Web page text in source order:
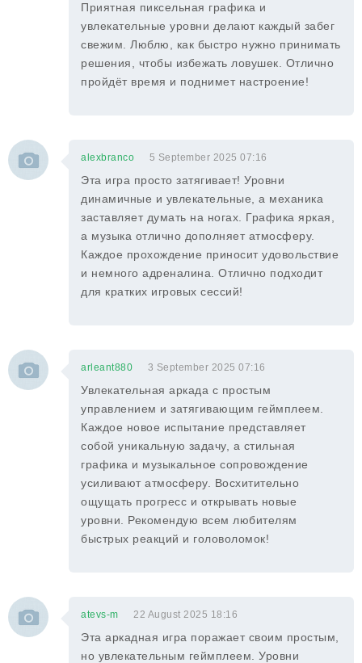
Приятная пиксельная графика и
увлекательные уровни делают каждый забег
свежим. Люблю, как быстро нужно принимать
решения, чтобы избежать ловушек. Отлично
пройдёт время и поднимет настроение!
alexbranco 5 September 2025 07:16
Эта игра просто затягивает! Уровни
динамичные и увлекательные, а механика
заставляет думать на ногах. Графика яркая,
а музыка отлично дополняет атмосферу.
Каждое прохождение приносит удовольствие
и немного адреналина. Отлично подходит
для кратких игровых сессий!
arleant880 3 September 2025 07:16
Увлекательная аркада с простым
управлением и затягивающим геймплеем.
Каждое новое испытание представляет
собой уникальную задачу, а стильная
графика и музыкальное сопровождение
усиливают атмосферу. Восхитительно
ощущать прогресс и открывать новые
уровни. Рекомендую всем любителям
быстрых реакций и головоломок!
atevs-m 22 August 2025 18:16
Эта аркадная игра поражает своим простым,
но увлекательным геймплеем. Уровни